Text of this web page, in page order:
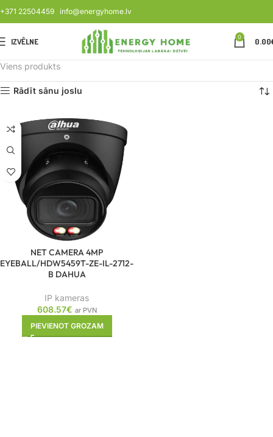
+371 22504459 info@energyhome.lv
IZVĒLNE 0 0.00
Viens produkts
Rādīt sānu joslu
NET CAMERA 4MP
EYEBALL/HDW5459T-ZE-IL-2712-
B DAHUA
IP kameras
608.57€ ar PVN
PIEVIENOT GROZAM